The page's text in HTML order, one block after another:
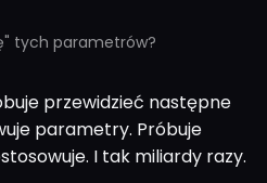
tych parametrów?
przewidzieć następne
parametry. Próbuje
I tak miliardy razy.